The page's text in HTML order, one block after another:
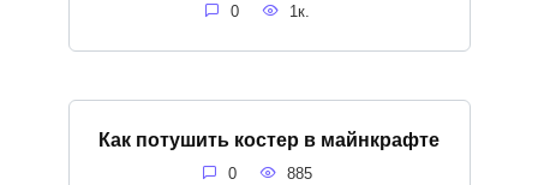
0 1к.
Как потушить костер в майнкрафте
0 885